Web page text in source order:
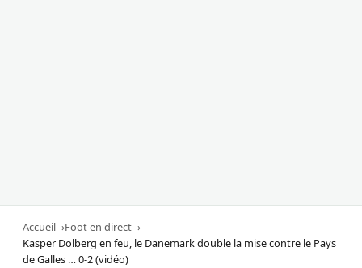
Accueil
Foot en direct
Kasper Dolberg en feu, le Danemark double la mise contre le Pays
de Galles … 0-2 (vidéo)